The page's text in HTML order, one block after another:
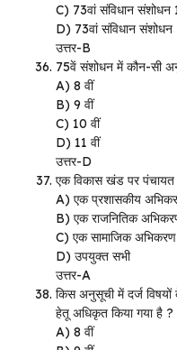
C) 73वां संविधान संशोधन
D) 73वां संविधान
उत्तर-B
75वें संशोधन में कौन-सी
A) 8 वीं
B) 9 वीं
C) 10 वीं
D) 11 वीं
उत्तर-D
एक विकास खंड पर पंचायत
A) एक प्रशासकीय
B) एक राजनितिक
C) एक सामाजिक अभिकरण
D) उपयुक्त सभी
उत्तर-A
किस अनुसूची में दर्ज विषयों
हेतू अधिकृत किया गया है ?
A) 8 वीं